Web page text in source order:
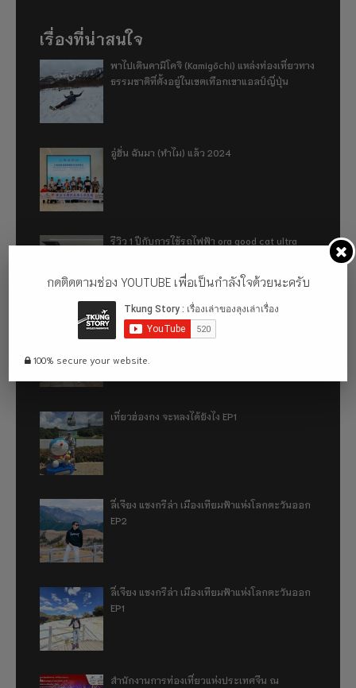
เรื่องที่น่าสนใจ
พาไปเดินคามิโคจิ (Kamigōchi) แหล่งท่องเที่ยวทาง
ธรรมชาติที่ตั้งอยู่ในเขตเทือกเขาแอลป์ญี่ปุ่น
อู่ฮั่น ฉันมา (ทำไม) แล้ว 2024
รีวิว 1 ปีกับการใช้รถไฟฟ้า ora good cat ultra
เที่ยวฮ่องกง จะหลงได้ยังไง EP2
เที่ยวฮ่องกง จะหลงได้ยังไง EP1
ลี่เจียง แชงกรีล่า เมืองเทียมฟ้าแห่งโลกตะวันออก
EP2
ลี่เจียง แชงกรีล่า เมืองเทียมฟ้าแห่งโลกตะวันออก
EP1
สำนักงานการท่องเที่ยวแห่งประเทศจีน ณ
กดติดตามช่อง YOUTUBE เพื่อเป็นกำลังใจด้วยนะครับ
100% secure your website.